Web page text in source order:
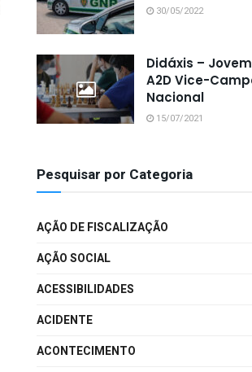
30/05/2022
Didáxis –
A2D Vice-
Nacional
15/07/2021
Pesquisar por Categoria
AÇÃO DE FISCALIZAÇÃO
AÇÃO SOCIAL
ACESSIBILIDADES
ACIDENTE
ACONTECIMENTO